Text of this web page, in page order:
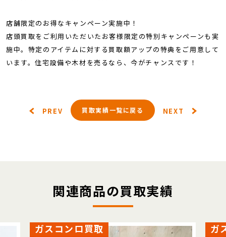
店舗限定のお得なキャンペーン実施中！
店頭買取をご利用いただいたお客様限定の特別キャンペーンも実
施中。特定のアイテムに対する買取額アップの特典をご用意して
います。住宅設備や木材を売るなら、今がチャンスです！
PREV 買取実績一覧に戻る NEXT
関連商品の買取実績
ガスコンロ買取 ガ